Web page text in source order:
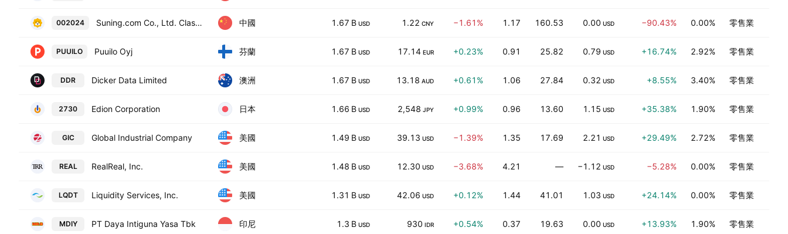
002024 Suning.com Co., Ltd. Class A 中國 1.67 B USD 1.22 CNY −1.61% 1.17 160.53 0.00 USD −90.43% 0.00% 零售業
PUUILO Puuilo Oyj 芬蘭 1.67 B USD 17.14 EUR +0.23% 0.91 25.82 0.79 USD +16.74% 2.92% 零售業
DDR Dicker Data Limited 澳洲 1.67 B USD 13.18 AUD +0.61% 1.06 27.84 0.32 USD +8.55% 3.40% 零售業
2730 Edion Corporation 日本 1.66 B USD 2,548 JPY +0.99% 0.96 13.60 1.15 USD +35.38% 1.90% 零售業
GIC Global Industrial Company 美國 1.49 B USD 39.13 USD −1.39% 1.35 17.69 2.21 USD +29.49% 2.72% 零售業
REAL RealReal, Inc. 美國 1.48 B USD 12.30 USD −3.68% 4.21 — −1.12 USD −5.28% 0.00% 零售業
LQDT Liquidity Services, Inc. 美國 1.31 B USD 42.06 USD +0.12% 1.44 41.01 1.03 USD +24.14% 0.00% 零售業
MDIY PT Daya Intiguna Yasa Tbk 印尼 1.3 B USD 930 IDR +0.54% 0.37 19.63 0.00 USD +13.93% 1.90% 零售業